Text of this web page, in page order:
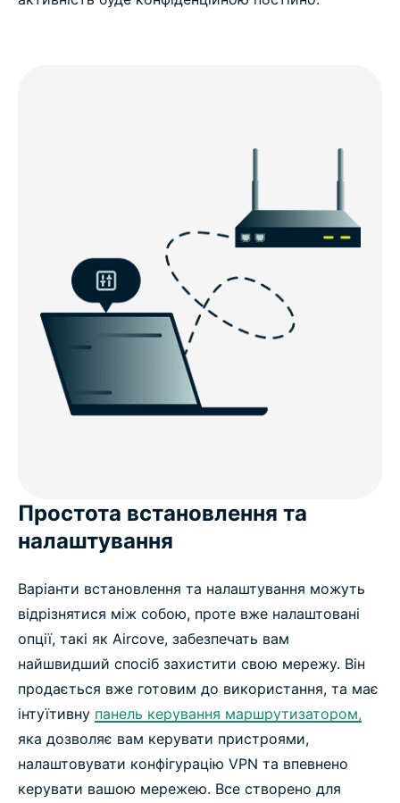
Простота встановлення та
налаштування
Варіанти встановлення та налаштування можуть
відрізнятися між собою, проте вже налаштовані
опції, такі як Aircove, забезпечать вам
найшвидший спосіб захистити свою мережу. Він
продається вже готовим до використання, та має
інтуїтивну панель керування маршрутизатором,
яка дозволяє вам керувати пристроями,
налаштовувати конфігурацію VPN та впевнено
керувати вашою мережею. Все створено для